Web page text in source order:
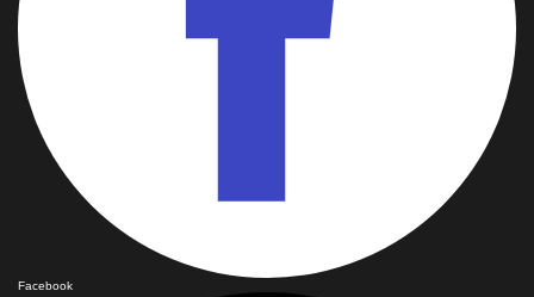
Facebook